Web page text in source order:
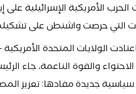
الأمريكية الإسرائيلية
التي حرصت واشنطن على
الولايات المتحدة
والقوة الناعمة، جاء
جديدة مفادها: تعزيز